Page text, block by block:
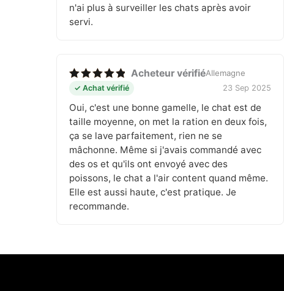
n'ai plus à surveiller les chats après avoir
servi.
Note5
Acheteur vérifiéAllemagne
✓ Achat vérifié 23 Sep 2025
Oui, c'est une bonne gamelle, le chat est de
taille moyenne, on met la ration en deux fois,
ça se lave parfaitement, rien ne se
mâchonne. Même si j'avais commandé avec
des os et qu'ils ont envoyé avec des
poissons, le chat a l'air content quand même.
Elle est aussi haute, c'est pratique. Je
recommande.